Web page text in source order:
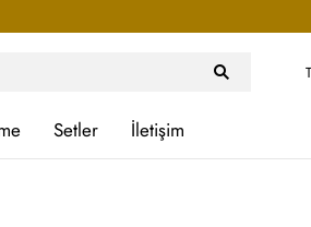
Setler İletişim